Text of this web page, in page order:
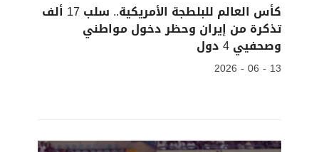
كأس العالم للبلطجة الأمريكية.. سلب 17 ألف
تذكرة من إيران وحظر دخول مواطني
وصحفيي 4 دول
13 - 06 - 2026